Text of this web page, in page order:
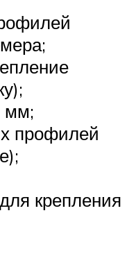
мм;
профилей
крепления